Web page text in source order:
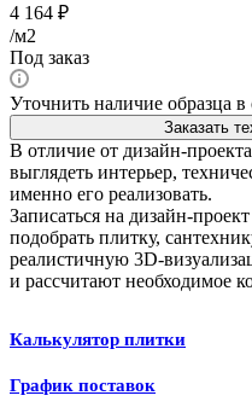
4 164 ₽
/м2
Под заказ
Уточнить наличие образца в
Заказать
В отличие от дизайн-
выглядеть интерьер,
именно его реализовать.
Записаться на дизайн-проект
подобрать плитку,
реалистичную 3D-
и рассчитают необходимое
Калькулятор плитки
График поставок